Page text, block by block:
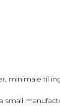
minimale til
small